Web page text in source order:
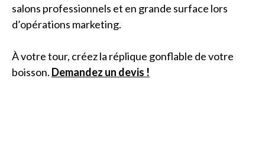
salons professionnels et en grande surface lors
d’opérations marketing.
À votre tour, créez la réplique gonflable de votre
boisson. Demandez un devis !